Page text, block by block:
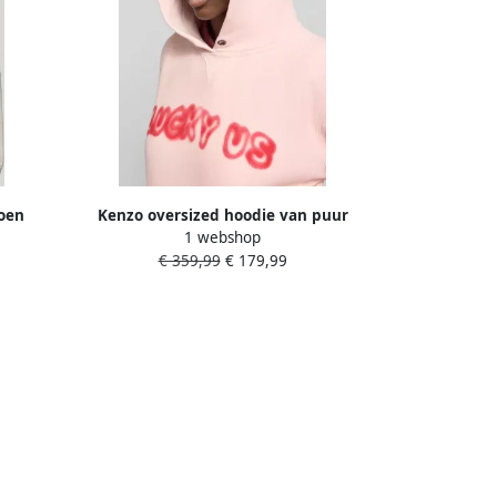
Kenzo oversized hoodie van puur
katoen
1 webshop
€ 359,99€ 179,99